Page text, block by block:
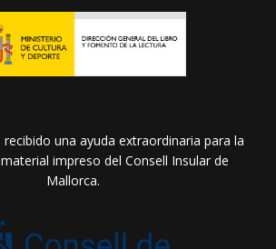
una ayuda extraordinaria para la
impreso del Consell Insular de
Mallorca.